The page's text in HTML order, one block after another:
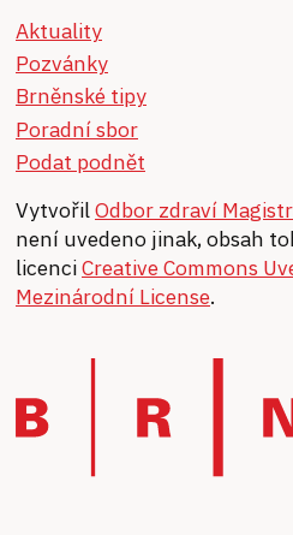
Aktuality
Pozvánky
Brněnské tipy
Poradní sbor
Podat podnět
VytvořilOdbor zdraví
není uvedeno jinak, obsah
licenciCreative Commons
Mezinárodní License.